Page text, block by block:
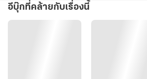
จากแม่ม่ายท้ายหมู่บ้าน สู่ตำนานเศรษฐีนีอันดับห
อีบุ๊กที่คล้ายกับเรื่องนี้